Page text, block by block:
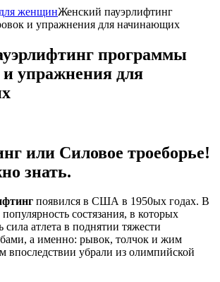
женщинЖенский пауэрлифтинг
и упражнения для начинающих
программы
и упражнения для
или Силовое троеборье!
знать.
появился в США в 1950ых годах. В
состязания, в которых
сила атлета в поднятии тяжести
а именно: рывок, толчок и жим
впоследствии убрали из олимпийской